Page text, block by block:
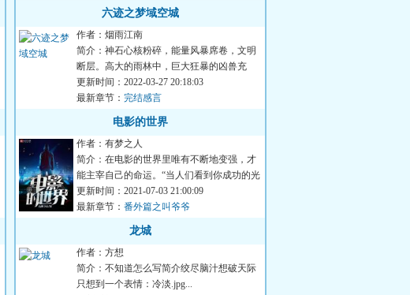
六迹之梦域空城
作者：烟雨江南
简介：神石心核粉碎，能量风暴席卷，文明
断层。高大的雨林中，巨大狂暴的凶兽充
斥，部分人类异化为食人鬼...
更新时间：2022-03-27 20:18:03
最新章节： 完结感言
电影的世界
作者：有梦之人
简介：在电影的世界里唯有不断地变强，才
能主宰自己的命运。“当人们看到你成功的光
芒，便会忘记你手段的...
更新时间：2021-07-03 21:00:09
最新章节： 番外篇之叫爷爷
龙城
作者：方想
简介：不知道怎么写简介绞尽脑汁想破天际
只想到一个表情：冷淡.jpg...